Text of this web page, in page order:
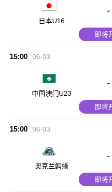
日本U16
-
即将
15:00 06-03
中国澳门U23
-
即将
15:00 06-03
奥克兰鳄蜥
-
即将